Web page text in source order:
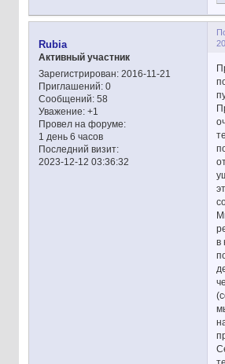
Rubia
Активный участник
Зарегистрирован: 2016-11-21
Приглашений:0
Сообщений:58
Уважение: +1
Провел на форуме:
1 день 6 часов
Последний визит:
2023-12-12 03:36:32
в